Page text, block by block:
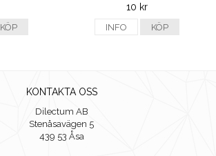
KÖP
10 kr
INFO KÖP
KONTAKTA OSS
Dilectum AB
Stenåsavägen 5
439 53 Åsa